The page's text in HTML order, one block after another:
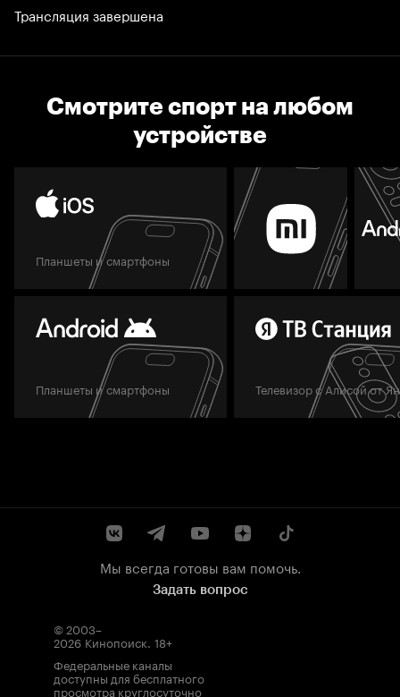
Трансляция завершена
Смотрите спорт на любом
устройстве
Планшеты и смартфоны
Планшеты и смартфоны Телевизор с Алисой от
Мы всегда готовы вам помочь.
Задать вопрос
© 2003–
2026 Кинопоиск. 18+
Федеральные каналы
доступны для бесплатного
просмотра круглосуточно